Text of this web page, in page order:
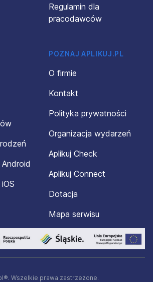
Regulamin dla
pracodawców
POZNAJ APLIKUJ.PL
O firmie
Kontakt
Polityka prywatności
Organizacja wydarzeń
Aplikuj Check
Aplikuj Connect
Dotacja
Mapa serwisu
Wszelkie prawa zastrzeżone.